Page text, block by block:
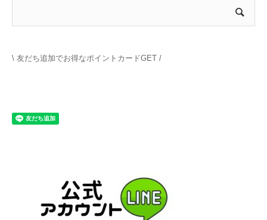
\ 友だち追加でお得なポイントカードGET /